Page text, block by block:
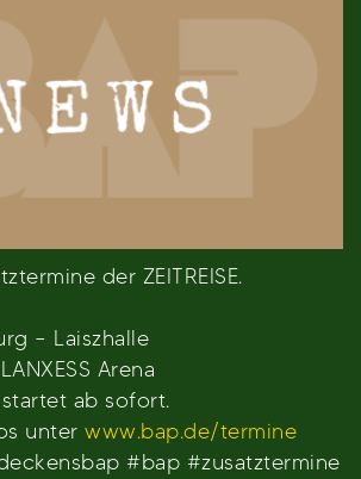
der ZEITREISE.
– Laiszhalle
Arena
ab sofort.
unter www.bap.de/termine
#bap #zusatztermine